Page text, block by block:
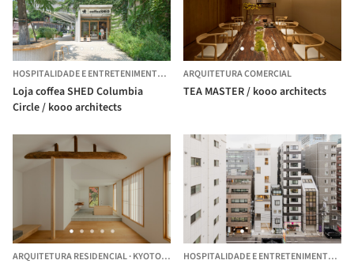
HOSPITALIDADE E ENTRETENIMENTO· CHANG NING QU,CHINA
Loja coffea SHED Columbia
Circle / kooo architects
ARQUITETURA COMERCIAL
TEA MASTER / kooo architects
ARQUITETURA RESIDENCIAL·KYOTO, JAPÃO HOSPITALIDADE E ENTRETENIMENTO·